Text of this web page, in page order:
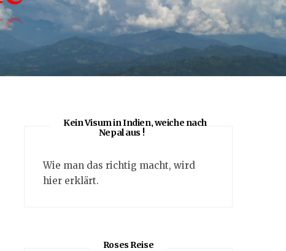
Kein Visum in Indien, weiche nach
Nepal aus !
Wie man das richtig macht, wird
hier erklärt.
Roses Reise